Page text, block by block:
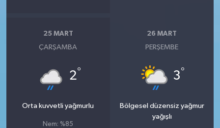
25 MART
ÇARŞAMBA
2°
Orta kuvvetli yağmurlu
Nem: %85
26 MART
PERŞEMBE
3°
Bölgesel düzensiz yağmur
yağışlı